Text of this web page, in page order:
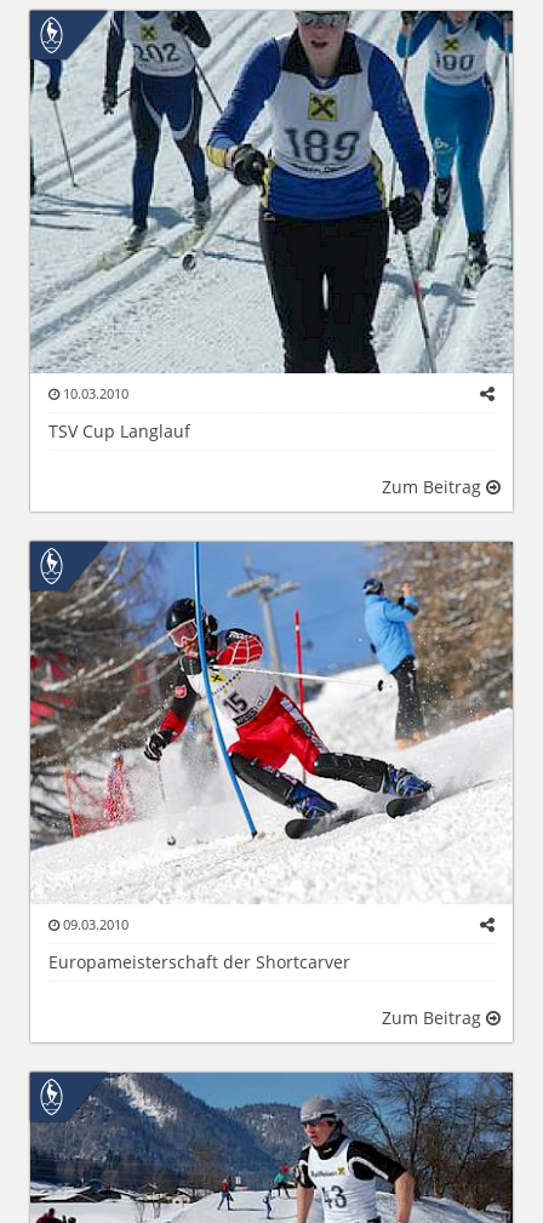
10.03.2010
TSV Cup Langlauf
Zum Beitrag
09.03.2010
Europameisterschaft der Shortcarver
Zum Beitrag